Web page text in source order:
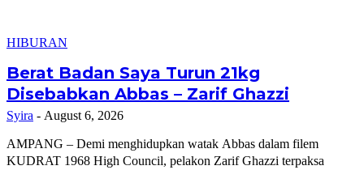
HIBURAN
Berat Badan Saya Turun 21kg
Disebabkan Abbas – Zarif Ghazzi
Syira - August 6, 2026
AMPANG – Demi menghidupkan watak Abbas dalam filem
KUDRAT 1968 High Council, pelakon Zarif Ghazzi terpaksa